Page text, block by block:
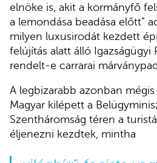
elnöke is, akit a kormányfő
a lemondása beadása előtt”
milyen luxusirodát kezdett
felújítás alatt álló Igazságügyi
rendelt-e carrarai
A legbizarabb azonban
Magyar kilépett a
Szentháromság téren a
éljenezni kezdtek, mintha